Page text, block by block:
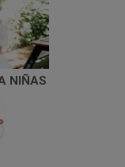
NIÑAS